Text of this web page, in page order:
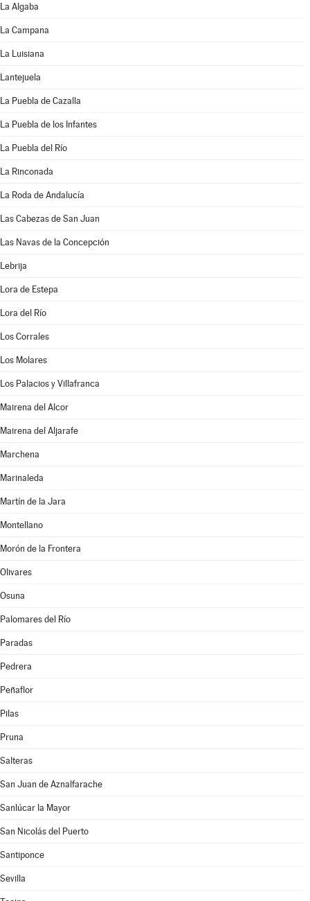
La Algaba
La Campana
La Luisiana
Lantejuela
La Puebla de Cazalla
La Puebla de los Infantes
La Puebla del Río
La Rinconada
La Roda de Andalucía
Las Cabezas de San Juan
Las Navas de la Concepción
Lebrija
Lora de Estepa
Lora del Río
Los Corrales
Los Molares
Los Palacios y Villafranca
Mairena del Alcor
Mairena del Aljarafe
Marchena
Marinaleda
Martín de la Jara
Montellano
Morón de la Frontera
Olivares
Osuna
Palomares del Río
Paradas
Pedrera
Peñaflor
Pilas
Pruna
Salteras
San Juan de Aznalfarache
Sanlúcar la Mayor
San Nicolás del Puerto
Santiponce
Sevilla